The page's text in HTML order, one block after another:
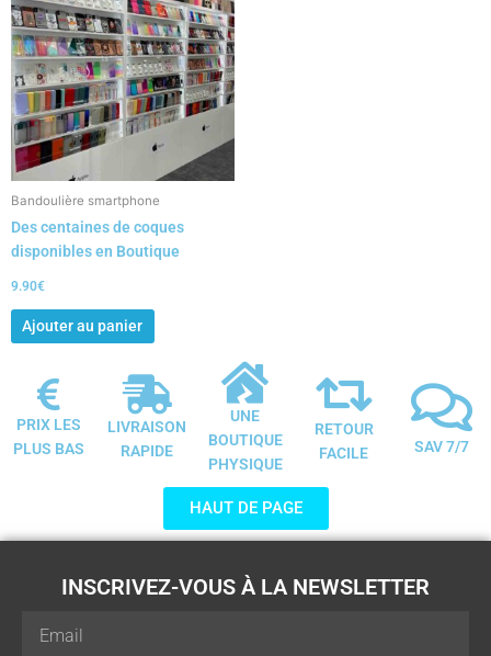
Bandoulière smartphone
Des centaines de coques
disponibles en Boutique
9.90€
Ajouter au panier
PRIX LES
PLUS BAS
LIVRAISON
RAPIDE
UNE
BOUTIQUE
PHYSIQUE
RETOUR
FACILE
SAV 7/7
HAUT DE PAGE
INSCRIVEZ-VOUS À LA NEWSLETTER